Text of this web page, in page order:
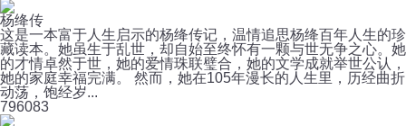
杨绛传
这是一本富于人生启示的杨绛传记，温情追思杨绛百年人生的珍
藏读本。她虽生于乱世，却自始至终怀有一颗与世无争之心。她
的才情卓然于世，她的爱情珠联璧合，她的文学成就举世公认，
她的家庭幸福完满。 然而，她在105年漫长的人生里，历经曲折
动荡，饱经岁...
796083